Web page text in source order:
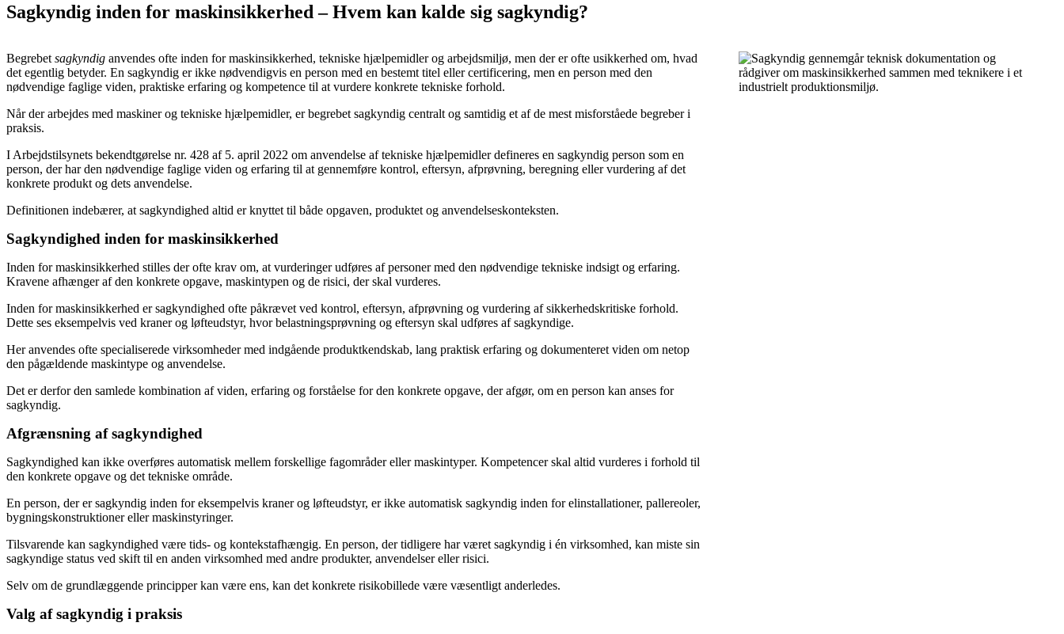
Sagkyndig inden for maskinsikkerhed – Hvem kan kalde sig sagkyndig?
Begrebet sagkyndig anvendes ofte inden for maskinsikkerhed, tekniske hjælpemidler og arbejdsmiljø, men der er ofte usikkerhed om, hvad
det egentlig betyder. En sagkyndig er ikke nødvendigvis en person med en bestemt titel eller certificering, men en person med den
nødvendige faglige viden, praktiske erfaring og kompetence til at vurdere konkrete tekniske forhold.
Når der arbejdes med maskiner og tekniske hjælpemidler, er begrebet sagkyndig centralt og samtidig et af de mest misforståede begreber i
praksis.
I Arbejdstilsynets bekendtgørelse nr. 428 af 5. april 2022 om anvendelse af tekniske hjælpemidler defineres en sagkyndig person som en
person, der har den nødvendige faglige viden og erfaring til at gennemføre kontrol, eftersyn, afprøvning, beregning eller vurdering af det
konkrete produkt og dets anvendelse.
Definitionen indebærer, at sagkyndighed altid er knyttet til både opgaven, produktet og anvendelseskonteksten.
Sagkyndighed inden for maskinsikkerhed
Inden for maskinsikkerhed stilles der ofte krav om, at vurderinger udføres af personer med den nødvendige tekniske indsigt og erfaring.
Kravene afhænger af den konkrete opgave, maskintypen og de risici, der skal vurderes.
Inden for maskinsikkerhed er sagkyndighed ofte påkrævet ved kontrol, eftersyn, afprøvning og vurdering af sikkerhedskritiske forhold.
Dette ses eksempelvis ved kraner og løfteudstyr, hvor belastningsprøvning og eftersyn skal udføres af sagkyndige.
Her anvendes ofte specialiserede virksomheder med indgående produktkendskab, lang praktisk erfaring og dokumenteret viden om netop
den pågældende maskintype og anvendelse.
Det er derfor den samlede kombination af viden, erfaring og forståelse for den konkrete opgave, der afgør, om en person kan anses for
sagkyndig.
Afgrænsning af sagkyndighed
Sagkyndighed kan ikke overføres automatisk mellem forskellige fagområder eller maskintyper. Kompetencer skal altid vurderes i forhold til
den konkrete opgave og det tekniske område.
En person, der er sagkyndig inden for eksempelvis kraner og løfteudstyr, er ikke automatisk sagkyndig inden for elinstallationer, pallereoler,
bygningskonstruktioner eller maskinstyringer.
Tilsvarende kan sagkyndighed være tids- og kontekstafhængig. En person, der tidligere har været sagkyndig i én virksomhed, kan miste sin
sagkyndige status ved skift til en anden virksomhed med andre produkter, anvendelser eller risici.
Selv om de grundlæggende principper kan være ens, kan det konkrete risikobillede være væsentligt anderledes.
Valg af sagkyndig i praksis